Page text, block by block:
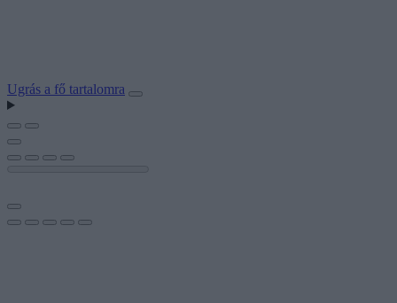
Ugrás a fő tartalomra